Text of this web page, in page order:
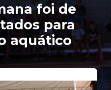
foi de
para
aquático